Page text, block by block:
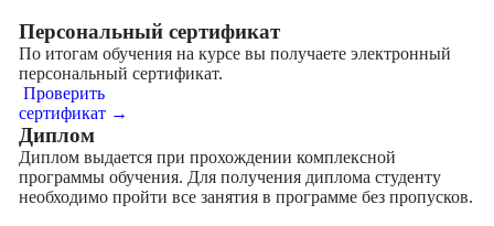
Персональный сертификат
По итогам обучения на курсе вы получаете электронный
персональный сертификат.
Проверить
сертификат →
Диплом
Диплом выдается при прохождении комплексной
программы обучения. Для получения диплома студенту
необходимо пройти все занятия в программе без пропусков.